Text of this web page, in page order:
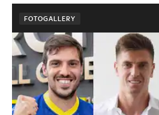
FOTOGALLERY